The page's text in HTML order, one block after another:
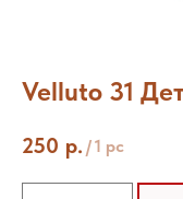
Velluto 31
250 р. /1 pc